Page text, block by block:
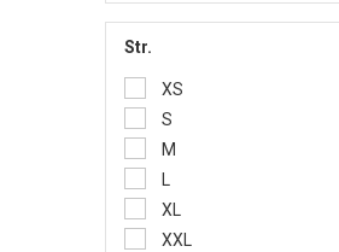
Str.
XS
S
M
XL
XXL